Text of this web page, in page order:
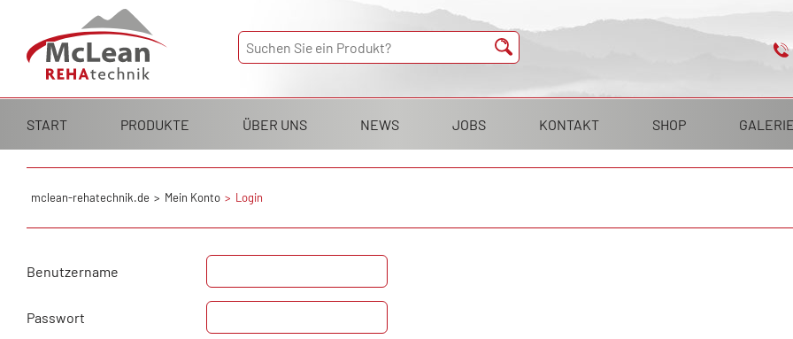
Navigation
überspringen
START PRODUKTE ÜBER UNS NEWS JOBS KONTAKT SHOP GALERIE
mclean-rehatechnik.de Mein Konto Login
Benutzername
Passwort